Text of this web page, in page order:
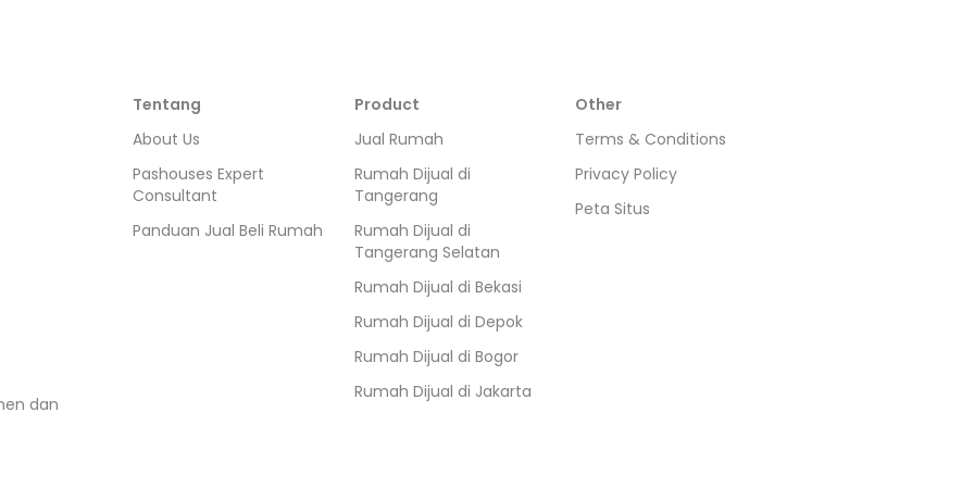
dan
Tentang
About Us
Pashouses Expert
Consultant
Panduan Jual Beli Rumah
Product
Jual Rumah
Rumah Dijual di
Tangerang
Rumah Dijual di
Tangerang Selatan
Rumah Dijual di Bekasi
Rumah Dijual di Depok
Rumah Dijual di Bogor
Rumah Dijual di Jakarta
Other
Terms & Conditions
Privacy Policy
Peta Situs